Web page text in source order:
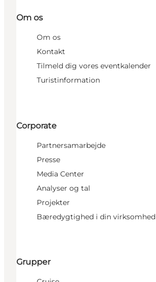
Om os
Om os
Kontakt
Tilmeld dig vores eventkalender
Turistinformation
Corporate
Partnersamarbejde
Presse
Media Center
Analyser og tal
Projekter
Bæredygtighed i din virksomhed
Grupper